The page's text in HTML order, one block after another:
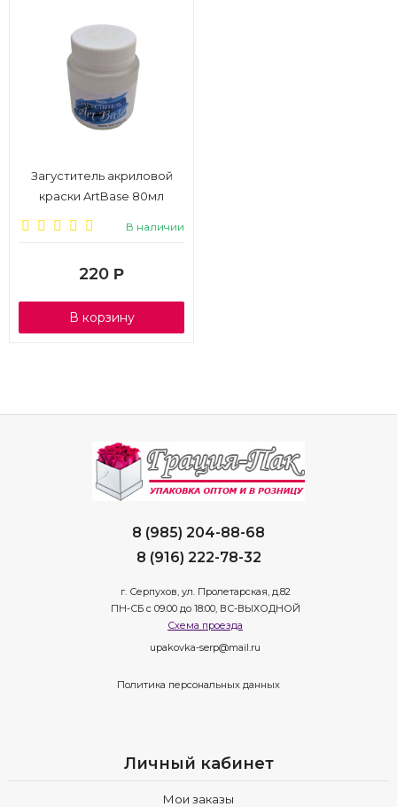
Загуститель акриловой
краски ArtBase 80мл
В наличии
220 Р
В корзину
8 (985) 204-88-68
8 (916) 222-78-32
г. Серпухов, ул. Пролетарская, д.82
ПН-СБ с 09:00 до 18:00, ВС-ВЫХОДНОЙ
Схема проезда
upakovka-serp@mail.ru
Политика персональных данных
Личный кабинет
Мои заказы